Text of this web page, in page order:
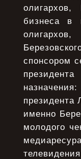
бизнеса в
спонсором
именно
молодого